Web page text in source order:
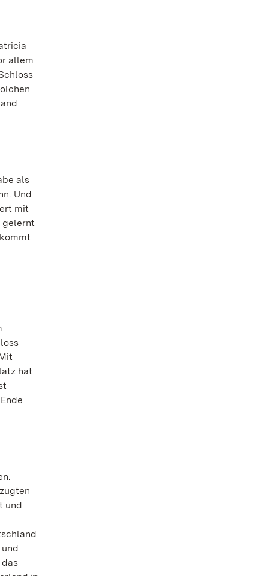
allem
als
Und
mit
gelernt
hat
und